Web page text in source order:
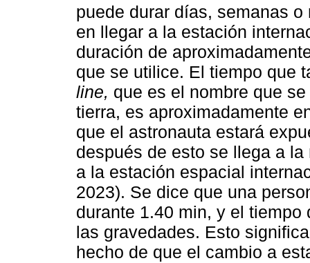
puede durar días, semanas
en llegar a la estación
duración de
que se utilice. El tiempo que
line, que es el nombre que
tierra, es aproximadamente
que el astronauta estará
después de esto se llega a
a la estación espacial
2023). Se dice que una
durante 1.40 min, y el
las gravedades. Esto
hecho de que el cambio a